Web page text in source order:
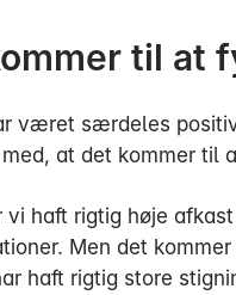
til at
været særdeles
at det kommer til
haft rigtig høje
Men det
haft rigtig store